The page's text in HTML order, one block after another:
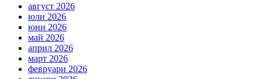
август 2026
юли 2026
юни 2026
май 2026
април 2026
март 2026
февруари 2026